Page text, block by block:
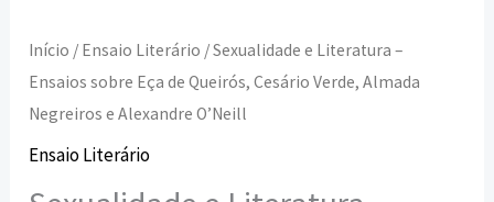
Início / Ensaio Literário / Sexualidade e Literatura –
Ensaios sobre Eça de Queirós, Cesário Verde, Almada
Negreiros e Alexandre O’Neill
Ensaio Literário